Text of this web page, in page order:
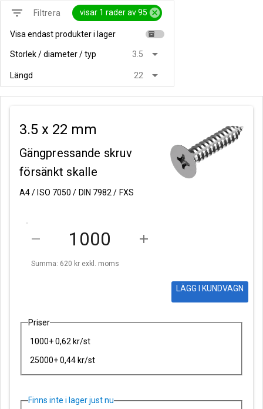
filter_list Filtrera visar 1 rader av 95 cancel
Visa endast produkter i lager inventory
Storlek / diameter / typ 3.5 arrow_drop_down
Längd 22 arrow_drop_down
3.5 x 22 mm
Gängpressande skruv
försänkt skalle
A4 / ISO 7050 / DIN 7982 / FXS
remove add
Summa: 620 kr exkl. moms
LÄGG I KUNDVAGN
Priser
1000+ 0,62 kr/st
25000+ 0,44 kr/st
Finns inte i lager just nu